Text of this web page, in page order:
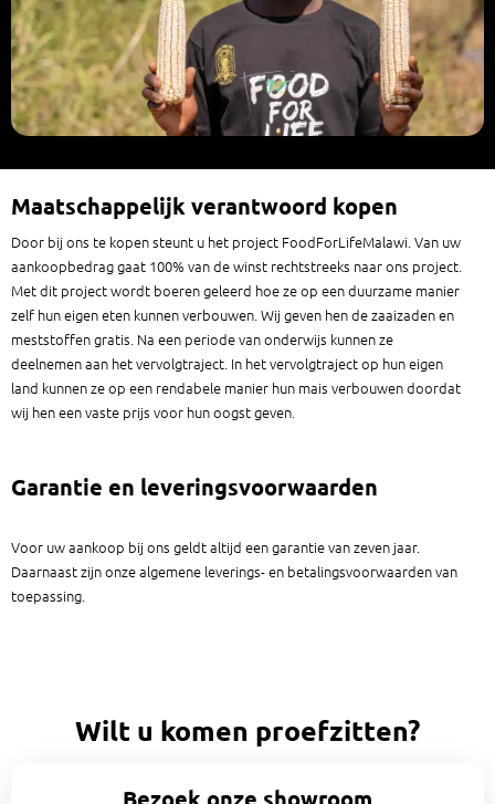
Maatschappelijk verantwoord kopen
Door bij ons te kopen steunt u het project FoodForLifeMalawi. Van uw
aankoopbedrag gaat 100% van de winst rechtstreeks naar ons project.
Met dit project wordt boeren geleerd hoe ze op een duurzame manier
zelf hun eigen eten kunnen verbouwen. Wij geven hen de zaaizaden en
meststoffen gratis. Na een periode van onderwijs kunnen ze
deelnemen aan het vervolgtraject. In het vervolgtraject op hun eigen
land kunnen ze op een rendabele manier hun mais verbouwen doordat
wij hen een vaste prijs voor hun oogst geven.
Garantie en leveringsvoorwaarden
Voor uw aankoop bij ons geldt altijd een garantie van zeven jaar.
Daarnaast zijn onze algemene leverings- en betalingsvoorwaarden van
toepassing.
Wilt u komen proefzitten?
Bezoek onze showroom